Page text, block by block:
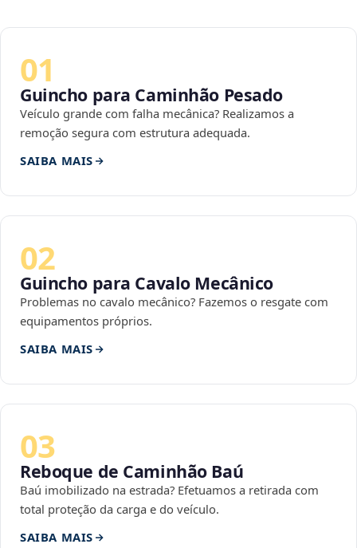
01
Guincho para Caminhão Pesado
Veículo grande com falha mecânica? Realizamos a
remoção segura com estrutura adequada.
SAIBA MAIS
02
Guincho para Cavalo Mecânico
Problemas no cavalo mecânico? Fazemos o resgate com
equipamentos próprios.
SAIBA MAIS
03
Reboque de Caminhão Baú
Baú imobilizado na estrada? Efetuamos a retirada com
total proteção da carga e do veículo.
SAIBA MAIS